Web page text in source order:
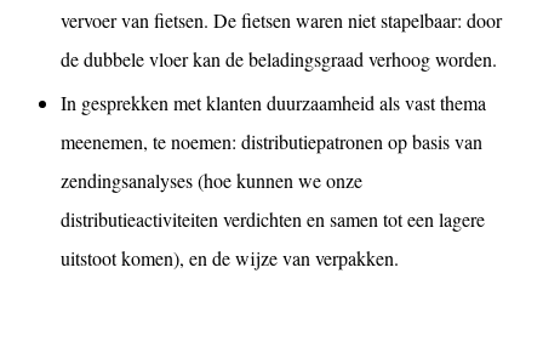
vervoer van fietsen. De fietsen waren niet stapelbaar: door
de dubbele vloer kan de beladingsgraad verhoog worden.
In gesprekken met klanten duurzaamheid als vast thema
meenemen, te noemen: distributiepatronen op basis van
zendingsanalyses (hoe kunnen we onze
distributieactiviteiten verdichten en samen tot een lagere
uitstoot komen), en de wijze van verpakken.